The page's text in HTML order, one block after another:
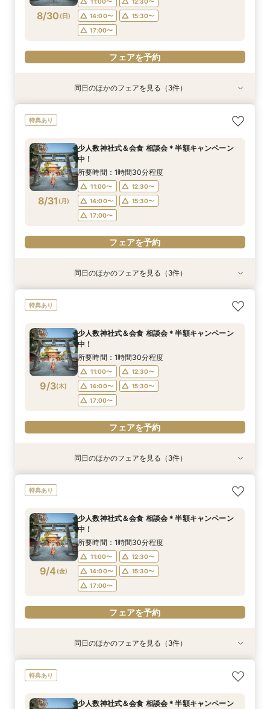
フェアを予約
フェアを予約
フェアを予約
8/30 (日)
14:00〜
15:30〜
17:00〜
フェアを予約
8/30(日)
【少人数専門】家族に感謝を伝える結婚式＆会食
14:00〜
15:30〜
17:00〜
フェアを予約
8/30(日)
14:00〜
15:30〜
17:00〜
フェアを予約
8/30(日)
大人気！リゾートウエディング相談会（沖縄、北
フェアを予約
同日のほかのフェアを見る（3件）
特典あり
8/31 (月)
少人数神社式＆会食 相談会＊半額キャンペーン
中！
所要時間：1時間30分程度
11:00〜
12:30〜
14:00〜
15:30〜
17:00〜
フェアを予約
8/31(月)
【少人数専門】家族に感謝を伝える結婚式＆会食
14:00〜
15:30〜
17:00〜
フェアを予約
8/31(月)
14:00〜
15:30〜
17:00〜
フェアを予約
8/31(月)
大人気！リゾートウエディング相談会（沖縄、北
フェアを予約
同日のほかのフェアを見る（3件）
特典あり
9/3(木)
少人数神社式＆会食 相談会＊半額キャンペーン
中！
所要時間：1時間30分程度
11:00〜
12:30〜
14:00〜
15:30〜
17:00〜
フェアを予約
9/3(木)
【少人数専門】家族に感謝を伝える結婚式＆会食
14:00〜
15:30〜
17:00〜
フェアを予約
9/3(木)
14:00〜
15:30〜
17:00〜
フェアを予約
9/3(木)
大人気！リゾートウエディング相談会（沖縄、北
フェアを予約
同日のほかのフェアを見る（3件）
特典あり
9/4 (金)
少人数神社式＆会食 相談会＊半額キャンペーン
中！
所要時間：1時間30分程度
11:00〜
12:30〜
14:00〜
15:30〜
17:00〜
フェアを予約
【少人数専門】家族に感謝を伝える結婚式＆会食
大人気！リゾートウエディング相談会（沖縄、北
同日のほかのフェアを見る（3件）
特典あり
少人数神社式＆会食 相談会＊半額キャンペーン